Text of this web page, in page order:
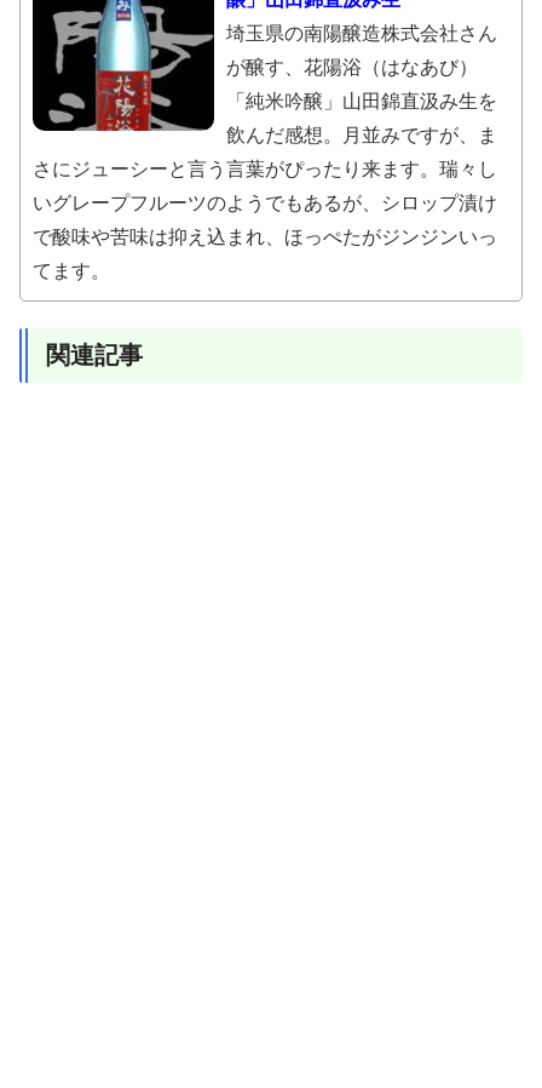
埼玉県の南陽醸造株式会社さん
が醸す、花陽浴（はなあび）
「純米吟醸」山田錦直汲み生を
飲んだ感想。月並みですが、ま
さにジューシーと言う言葉がぴったり来ます。瑞々し
いグレープフルーツのようでもあるが、シロップ漬け
で酸味や苦味は抑え込まれ、ほっぺたがジンジンいっ
てます。
関連記事